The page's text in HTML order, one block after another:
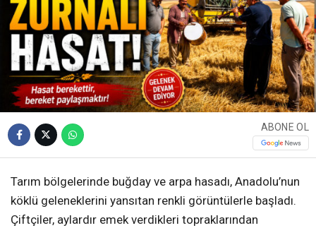
ABONE OL
Tarım bölgelerinde buğday ve arpa hasadı, Anadolu’nun
köklü geleneklerini yansıtan renkli görüntülerle başladı.
Çiftçiler, aylardır emek verdikleri topraklarından